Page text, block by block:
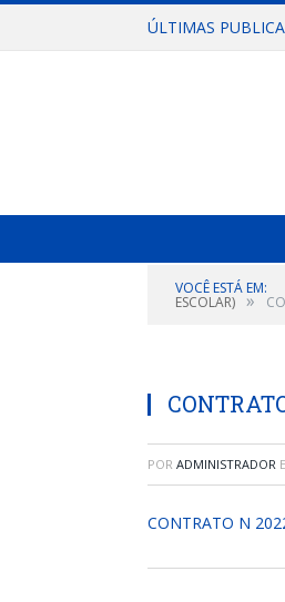
ÚLTIMAS
VOCÊ ESTÁ EM:
ESCOLAR) »
POR ADMINISTRADOR
CONTRATO N